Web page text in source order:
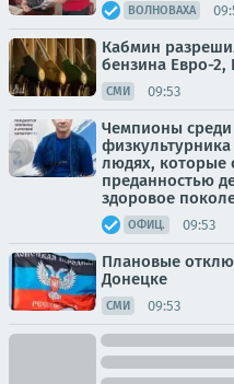
ВОЛНОВАХА
Кабмин
бензина Евро-2,
СМИ 09:53
Чемпионы
людях, которые
преданностью
здоровое
ОФИЦ. 09:53
Плановые
Донецке
СМИ 09:53